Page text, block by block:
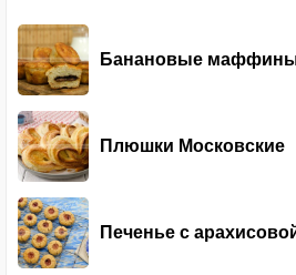
Банановые маффины
Плюшки Московские
Печенье с